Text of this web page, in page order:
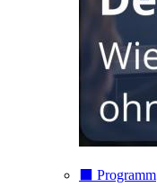
⬛️ Programm